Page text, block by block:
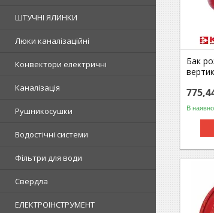
ШТУЧНІ ЯЛИНКИ
Люки каналізаційні
Конвектори електричні
Каналізація
Рушникосушки
Водостічні системи
Фільтри для води
Свердла
ЕЛЕКТРОІНСТРУМЕНТ
Бак
В